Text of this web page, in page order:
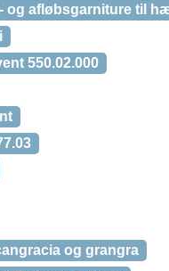
og afløbsgarniture til
550.02.000
og grangra